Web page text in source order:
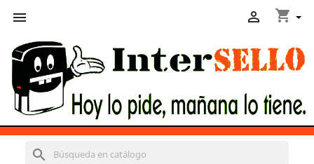
 shopping_cart

search